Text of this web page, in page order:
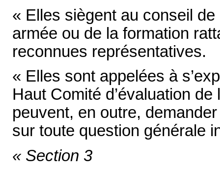
« Elles siègent au conseil
armée ou de la formation
reconnues représentatives.
« Elles sont appelées à
Haut Comité d’évaluation
peuvent, en outre,
sur toute question générale
« Section 3